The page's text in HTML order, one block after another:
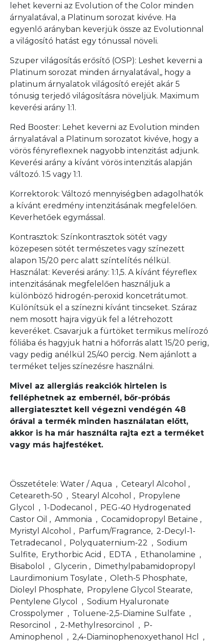
lehet keverni az Evolution of the Color minden
árnyalatával, a Platinum sorozat kivéve. Ha
egyenlő arányban keverjük össze az Evolutionnal
a világosító hatást egy tónussal növeli.
Szuper világosítás erősítő (OSP): Leshet keverni a
Platinum sorozat minden árnyalatával,, hogy a
platinum árnyalatok világosító erejét akár 5
tónusig terjedő világosításra növeljük. Maximum
keverési arány 1:1.
Red Booster: Lehet keverni az Evolution minden
árnyalatával a Platinum sorozatot kivéve, hogy a
vörös fényreflexnek nagyobb intenzitást adjunk.
Keverési arány a kívánt vörös intenzitás alapján
változó. 1:5 vagy 1:1.
Korrektorok: Változó mennyiségben adagolhatók
a kívánt eredmény intenzitásának megfelelően.
Keverhetőek egymással.
Kontrasztok: Színkontrasztok sötét vagy
közepesen sötét természetes vagy színezett
alapon 15/20 perc alatt színtelítés nélkül.
Használat: Keverési arány: 1:1,5. A kívánt féyreflex
intenzitásának megfelelően használjuk a
különböző hidrogén-peroxid koncetrátumot.
Különítsük el a színezni kívánt tincseket. Száraz
nem mosott hajra vigyük fel a létrehozott
keveréket. Csavarjuk a fürtöket termikus melírozó
fóliába és hagyjuk hatni a hőforrás alatt 15/20 perig,
vagy pedig anélkül 25/40 percig. Nem ajánlott a
terméket teljes színezésre használni.
Mivel az allergiás reakciók hirtelen is
felléphetnek az embernél, bőr-próbás
allergiatesztet kell végezni vendégén 48
órával a termék minden használatan előtt,
akkor is ha már használta rajta ezt a terméket
vagy más hajfestéket.
Összetétele: Water / Aqua , Cetearyl Alcohol ,
Ceteareth-50 , Stearyl Alcohol , Propylene
Glycol , 1-Dodecanol , PEG-40 Hydrogenated
Castor Oil , Ammonia , Cocamidopropyl Betaine ,
Myristyl Alcohol , Parfum/Fragrance, 2-Decyl-1-
Tetradecanol , Polyquaternium-22 , Sodium
Sulfite, Erythorbic Acid , EDTA , Ethanolamine ,
Bisabolol , Glycerin , Dimethylpabamidopropyl
Laurdimonium Tosylate , Oleth-5 Phosphate,
Dioleyl Phosphate, Propylene Glycol Stearate,
Pentylene Glycol , Sodium Hyaluronate
Crosspolymer , Toluene-2,5-Diamine Sulfate ,
Resorcinol , 2-Methylresorcinol , P-
Aminophenol , 2,4-Diaminophenoxyethanol Hcl ,